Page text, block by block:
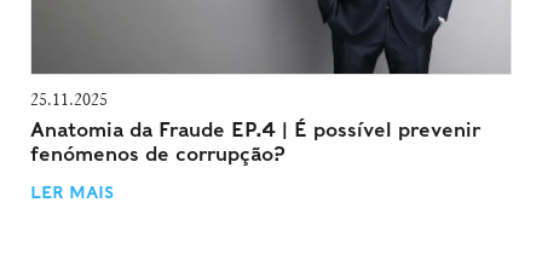
25.11.2025
Anatomia da Fraude EP.4 | É possível prevenir
fenómenos de corrupção?
LER MAIS